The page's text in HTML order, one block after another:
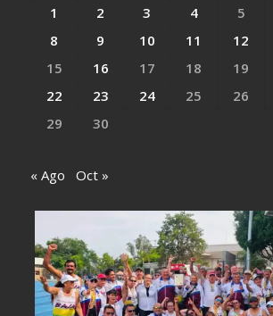
1
2 3 4 5
8
9 10 11 12
15
16 17 18 19
22
23 24 25 26
29
30
« Ago Oct »